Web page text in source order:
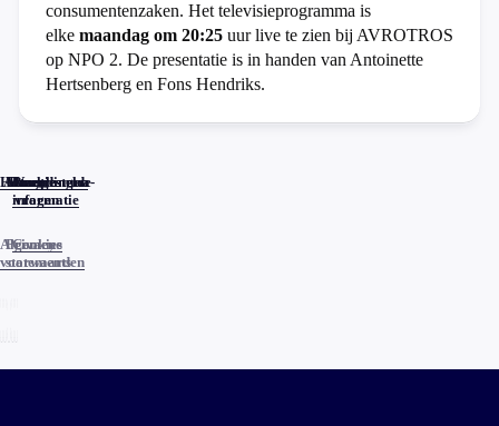
consumentenzaken. Het televisieprogramma is
elke maandag om 20:25 uur live te zien bij AVROTROS
op NPO 2. De presentatie is in handen van Antoinette
Hertsenberg en Fons Hendriks.
Home
Actueel
Uitzendingen
Reacties
Programma-
informatie
Veelgestelde
vragen
Algemene
voorwaarden
Privacy
statements
Cookies